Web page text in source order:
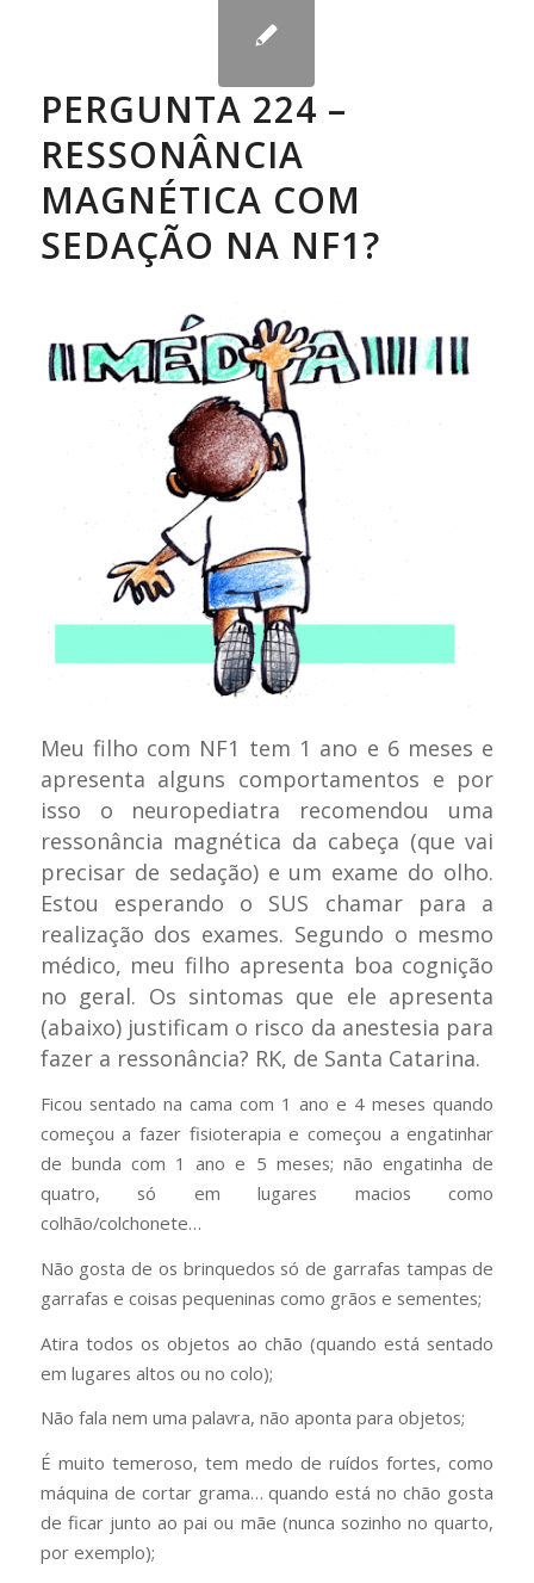
PERGUNTA 224 –
RESSONÂNCIA
MAGNÉTICA COM
SEDAÇÃO NA NF1?
Meu filho com NF1 tem 1 ano e 6 meses e
apresenta alguns comportamentos e por
isso o neuropediatra recomendou uma
ressonância magnética da cabeça (que vai
precisar de sedação) e um exame do olho.
Estou esperando o SUS chamar para a
realização dos exames. Segundo o mesmo
médico, meu filho apresenta boa cognição
no geral. Os sintomas que ele apresenta
(abaixo) justificam o risco da anestesia para
fazer a ressonância? RK, de Santa Catarina.
Ficou sentado na cama com 1 ano e 4 meses quando
começou a fazer fisioterapia e começou a engatinhar
de bunda com 1 ano e 5 meses; não engatinha de
quatro, só em lugares macios como
colhão/colchonete…
Não gosta de os brinquedos só de garrafas tampas de
garrafas e coisas pequeninas como grãos e sementes;
Atira todos os objetos ao chão (quando está sentado
em lugares altos ou no colo);
Não fala nem uma palavra, não aponta para objetos;
É muito temeroso, tem medo de ruídos fortes, como
máquina de cortar grama… quando está no chão gosta
de ficar junto ao pai ou mãe (nunca sozinho no quarto,
por exemplo);